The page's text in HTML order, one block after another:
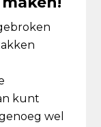
kunt
wel